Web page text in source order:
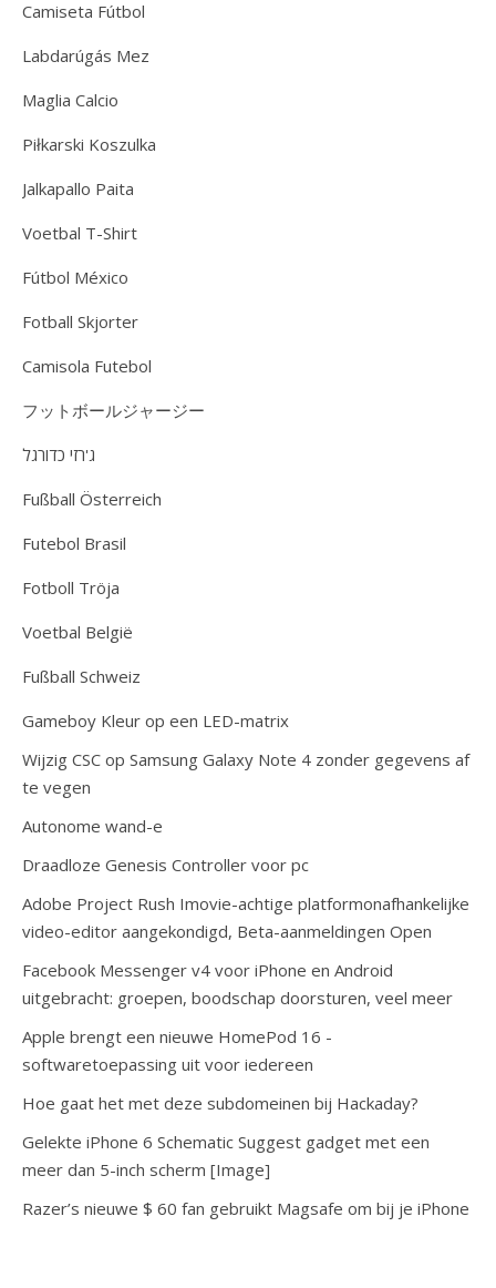
Camiseta Fútbol
Labdarúgás Mez
Maglia Calcio
Piłkarski Koszulka
Jalkapallo Paita
Voetbal T-Shirt
Fútbol México
Fotball Skjorter
Camisola Futebol
フットボールジャージー
ג'רזי כדורגל
Fußball Österreich
Futebol Brasil
Fotboll Tröja
Voetbal België
Fußball Schweiz
Gameboy Kleur op een LED-matrix
Wijzig CSC op Samsung Galaxy Note 4 zonder gegevens af
te vegen
Autonome wand-e
Draadloze Genesis Controller voor pc
Adobe Project Rush Imovie-achtige platformonafhankelijke
video-editor aangekondigd, Beta-aanmeldingen Open
Facebook Messenger v4 voor iPhone en Android
uitgebracht: groepen, boodschap doorsturen, veel meer
Apple brengt een nieuwe HomePod 16 -
softwaretoepassing uit voor iedereen
Hoe gaat het met deze subdomeinen bij Hackaday?
Gelekte iPhone 6 Schematic Suggest gadget met een
meer dan 5-inch scherm [Image]
Razer’s nieuwe $ 60 fan gebruikt Magsafe om bij je iPhone